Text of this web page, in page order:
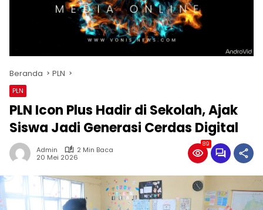
Beranda PLN
PLN
PLN Icon Plus Hadir di Sekolah, Ajak
Siswa Jadi Generasi Cerdas Digital
Admin
2 Min Baca
20 Mei 2026
89